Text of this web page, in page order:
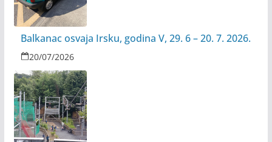
Balkanac osvaja Irsku, godina V, 29. 6 – 20. 7. 2026.
20/07/2026